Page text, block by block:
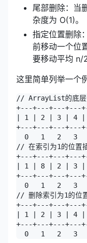
尾部删除：当
杂度为 O(1)。
指定位置删除
前移动一个位
要移动平均 n/
这里简单列举一个
// ArrayList的底层
+---+---+---+---
| 1 | 2 | 3 | 4
+---+---+---+---
0   1   2   3
// 在索引为1的位置
+---+---+---+---
| 1 | 8 | 2 | 3
+---+---+---+---
0   1   2   3
// 删除索引为1的位
+---+---+---+---
| 1 | 2 | 3 | 4
+---+---+---+---
0   1   2   3